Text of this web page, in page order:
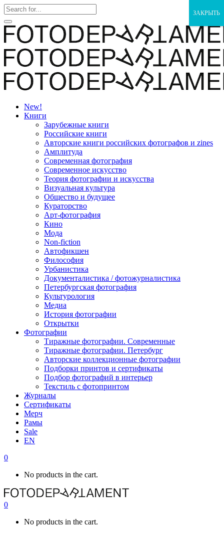
New!
Книги
Зарубежные книги
Российские книги
Авторские книги российских фотографов и zines
Амплитуда
Современная фотография
Современное искусство
Теория фотографии и искусства
Визуальная культура
Общество и будущее
Кураторство
Арт-фотография
Кино
Мода
Non-fiction
Автофикшен
Философия
Урбанистика
Документалистика / фотожурналистика
Петербургская фотография
Культурология
Медиа
История фотографии
Открытки
Фотографии
Тиражные фотографии. Современные
Тиражные фотографии. Петербург
Авторские коллекционные фотографии
Подборки принтов и сертификаты
Подбор фотографий в интерьер
Текстиль с фотопринтом
Журналы
Сертификаты
Мерч
Рамы
Sale
EN
0
No products in the cart.
0
No products in the cart.
ЗАКРЫТЬ